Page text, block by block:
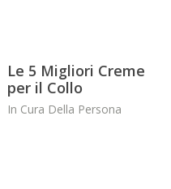
Le 5 Migliori Creme
per il Collo
In Cura Della Persona